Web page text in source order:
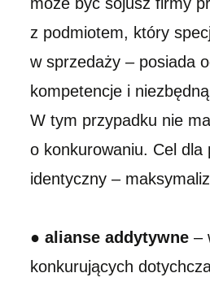
z podmiotem, który
w sprzedaży – posiada
kompetencje i
W tym przypadku nie
o konkurowaniu. Cel dla
identyczny –
●alianse addytywne –
konkurujących